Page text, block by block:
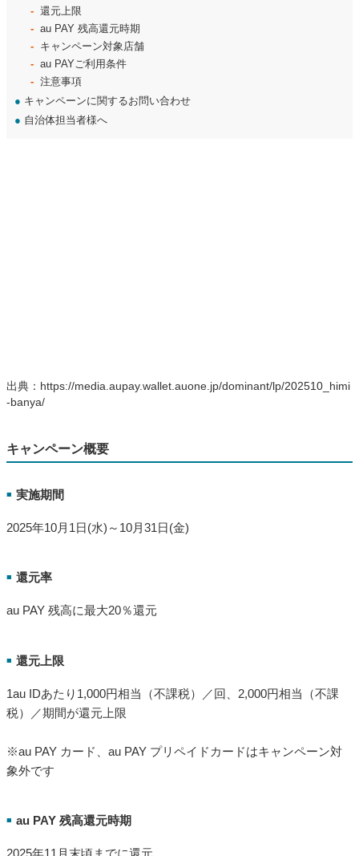
還元上限
au PAY 残高還元時期
キャンペーン対象店舗
au PAYご利用条件
注意事項
● キャンペーンに関するお問い合わせ
● 自治体担当者様へ
出典：https://media.aupay.wallet.auone.jp/dominant/lp/202510_himi
-banya/
キャンペーン概要
■ 実施期間
2025年10月1日(水)～10月31日(金)
■ 還元率
au PAY 残高に最大20％還元
■ 還元上限
1au IDあたり1,000円相当（不課税）／回、2,000円相当（不課
税）／期間が還元上限
※au PAY カード、au PAY プリペイドカードはキャンペーン対
象外です
■ au PAY 残高還元時期